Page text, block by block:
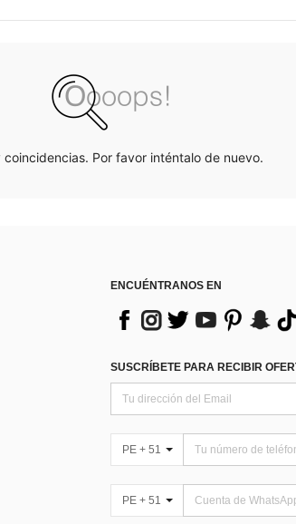
coincidencias. Por favor inténtalo de nuevo.
ENCUÉNTRANOS EN
SUSCRÍBETE PARA RECIBIR
PE + 51
PE + 51